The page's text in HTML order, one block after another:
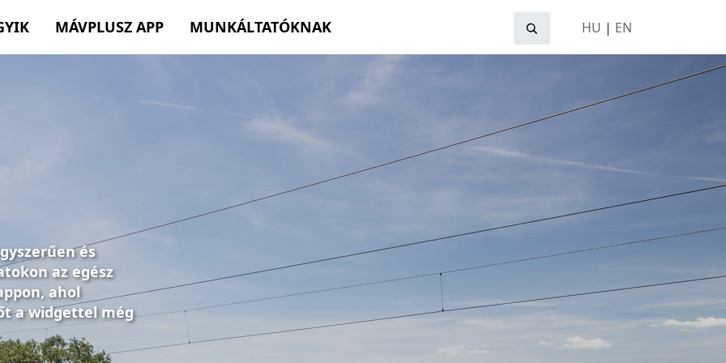
MÁVPLUSZ APP MUNKÁLTATÓKNAK HU | EN
és
az egész
ahol
a widgettel még